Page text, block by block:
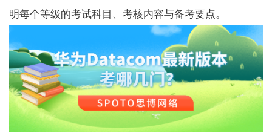
明每个等级的考试科目、考核内容与备考要点。